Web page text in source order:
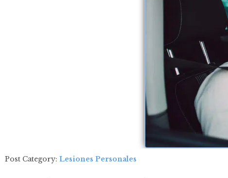
Post Category: Lesiones Personales